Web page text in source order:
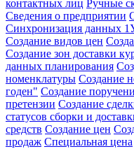
контактных лиц Ручные
Сведения о предприятии
Синхронизация данных
Создание видов цен
Создание зон доставки
данных планирования
номенклатуры Создание
годен" Создание
претензии Создание
статусов сборки и
средств Создание цен
продаж Специальная цена